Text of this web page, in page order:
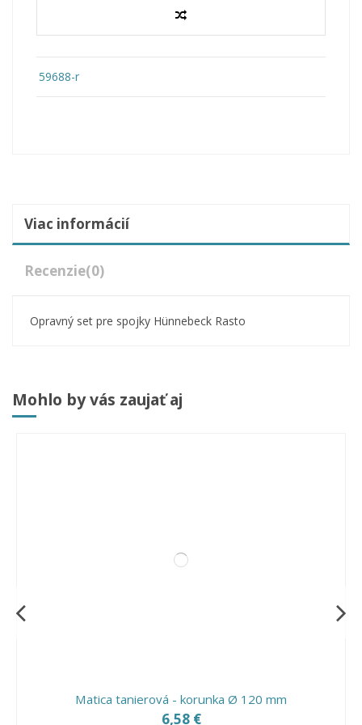
59688-r
Viac informácií
Recenzie(0)
Opravný set pre spojky Hünnebeck Rasto
Mohlo by vás zaujať aj
Matica tanierová - korunka Ø 120 mm
6,58 €